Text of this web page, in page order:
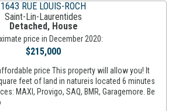
1643 RUE LOUIS-ROCH
Saint-Lin-Laurentides
Detached, House
price in December 2020:
$215,000
price This property will allow you! It
feet of land in natureis located 6 minutes
MAXI, Provigo, SAQ, BMR, Garagemore. Be